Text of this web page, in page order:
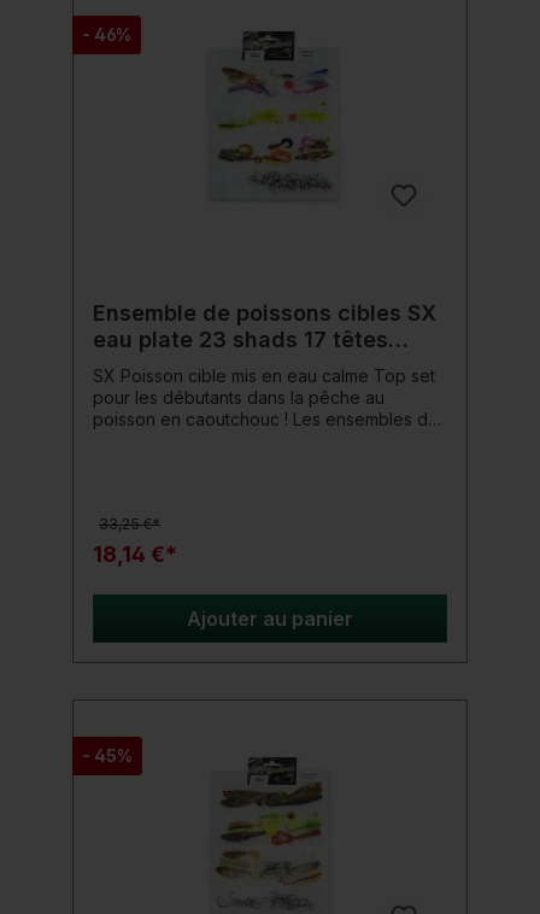
- 46%
Ensemble de poissons cibles SX
eau plate 23 shads 17 têtes
plombées
SX Poisson cible mis en eau calme Top set
pour les débutants dans la pêche au
poisson en caoutchouc ! Les ensembles de
plombées sont précisément adaptés au
poisson cible et au type d'eau. Détails du
produit: Poissons cibles : bar et truite Type
d'eau : eau plate Assemblez simplement et
commencez
33,25 €*
18,14 €*
Ajouter au panier
- 45%